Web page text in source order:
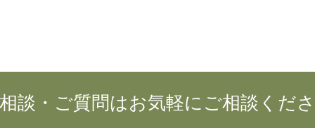
談・ご質問はお気軽にご相談くだ